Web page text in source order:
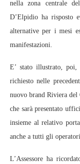
nella zona centrale
D’Elpidio ha risposto
alternative per i mesi
manifestazioni.
E’ stato illustrato,
richiesto nelle
nuovo brand Riviera del
che sarà presentato
insieme al relativo
anche a tutti gli
L’Assessore ha